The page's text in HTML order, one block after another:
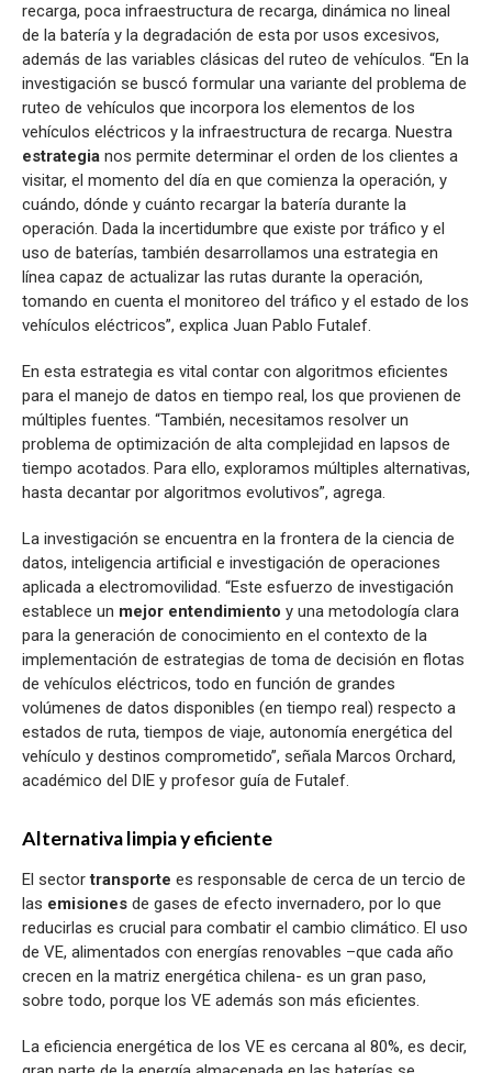
recarga, poca infraestructura de recarga, dinámica no lineal
de la batería y la degradación de esta por usos excesivos,
además de las variables clásicas del ruteo de vehículos. “En la
investigación se buscó formular una variante del problema de
ruteo de vehículos que incorpora los elementos de los
vehículos eléctricos y la infraestructura de recarga. Nuestra
estrategia nos permite determinar el orden de los clientes a
visitar, el momento del día en que comienza la operación, y
cuándo, dónde y cuánto recargar la batería durante la
operación. Dada la incertidumbre que existe por tráfico y el
uso de baterías, también desarrollamos una estrategia en
línea capaz de actualizar las rutas durante la operación,
tomando en cuenta el monitoreo del tráfico y el estado de los
vehículos eléctricos”, explica Juan Pablo Futalef.
En esta estrategia es vital contar con algoritmos eficientes
para el manejo de datos en tiempo real, los que provienen de
múltiples fuentes. “También, necesitamos resolver un
problema de optimización de alta complejidad en lapsos de
tiempo acotados. Para ello, exploramos múltiples alternativas,
hasta decantar por algoritmos evolutivos”, agrega.
La investigación se encuentra en la frontera de la ciencia de
datos, inteligencia artificial e investigación de operaciones
aplicada a electromovilidad. “Este esfuerzo de investigación
establece un mejor entendimiento y una metodología clara
para la generación de conocimiento en el contexto de la
implementación de estrategias de toma de decisión en flotas
de vehículos eléctricos, todo en función de grandes
volúmenes de datos disponibles (en tiempo real) respecto a
estados de ruta, tiempos de viaje, autonomía energética del
vehículo y destinos comprometido”, señala Marcos Orchard,
académico del DIE y profesor guía de Futalef.
Alternativa limpia y eficiente
El sectortransporte es responsable de cerca de un tercio de
las emisiones de gases de efecto invernadero, por lo que
reducirlas es crucial para combatir el cambio climático. El uso
de VE, alimentados con energías renovables –que cada año
crecen en la matriz energética chilena- es un gran paso,
sobre todo, porque los VE además son más eficientes.
La eficiencia energética de los VE es cercana al 80%, es decir,